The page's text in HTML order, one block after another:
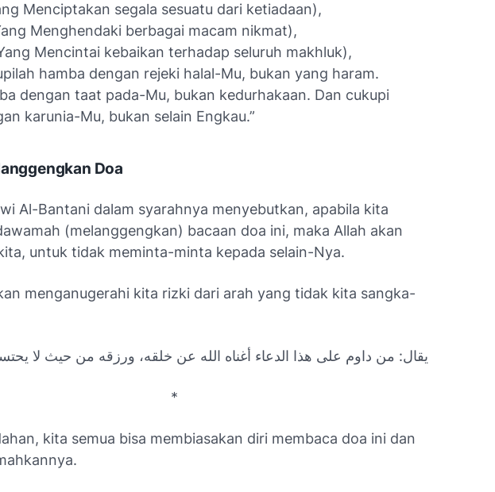
Menciptakan segala sesuatu dari ketiadaan),
Menghendaki berbagai macam nikmat),
Mencintai kebaikan terhadap seluruh makhluk),
hamba dengan rejeki halal-Mu, bukan yang haram.
dengan taat pada-Mu, bukan kedurhakaan. Dan cukupi
karunia-Mu, bukan selain Engkau.”
Doa
Al-Bantani dalam syarahnya menyebutkan, apabila kita
(melanggengkan) bacaan doa ini, maka Allah akan
untuk tidak meminta-minta kepada selain-Nya.
menganugerahi kita rizki dari arah yang tidak kita sangka-
يقال: من داوم على هذا الدعاء أغناه الله عن خلقه، ورزقه من حيث لا
*
kita semua bisa membiasakan diri membaca doa ini dan